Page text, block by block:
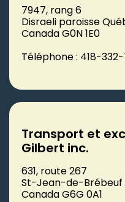
7947, rang 6
Disraeli paroisse
Canada G0N 1E0
Téléphone : 418-
Transport et
Gilbert inc.
631, route 267
St-Jean-de-Brébeuf
Canada G6G 0A1